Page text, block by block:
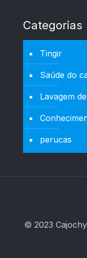
Categorias
Tingir
Saúde do
Lavagem
perucas
© 2023